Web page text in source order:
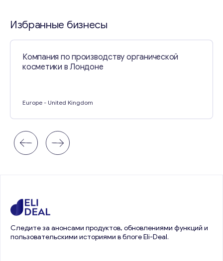
Избранные бизнесы
Компания по производству органической
косметики в Лондоне
Europe - United Kingdom
Следите за анонсами продуктов, обновлениями функций и
пользовательскими историями в блоге Eli-Deal.